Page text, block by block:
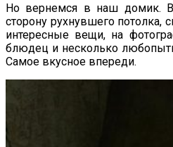
Но вернемся в наш домик.
сторону рухнувшего потолка,
интересные вещи, на
блюдец и несколько
Самое вкусное впереди.